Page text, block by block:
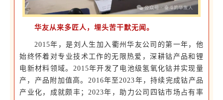
华友从来多匠人，埋头苦干默无闻。
2015年，是刘人生加入衢州华友公司的第一年，他
始终怀着对专业技术工作的无限热爱，深耕钴产品和锂
电新材料领域。2015年开发了电池级氢氧化钴并实现量
产，产品附加值高。2016年至2023年，持续完成钴产品
产业化，成就颇丰；2023年，助力公司四钴市场占有率